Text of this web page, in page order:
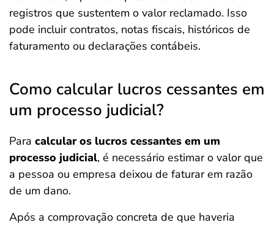
registros que sustentem o valor reclamado. Isso
pode incluir contratos, notas fiscais, históricos de
faturamento ou declarações contábeis.
Como calcular lucros cessantes em
um processo judicial?
Para calcular os lucros cessantes em um
processo judicial, é necessário estimar o valor que
a pessoa ou empresa deixou de faturar em razão
de um dano.
Após a comprovação concreta de que haveria